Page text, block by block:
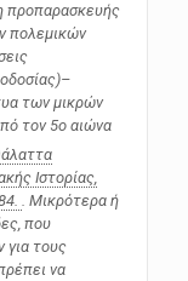
προπαρασκευής
πολεμικών
των μικρών
τον 5ο αιώνα
Ιστορίας
. Μικρότερα ή
που
για τους
να